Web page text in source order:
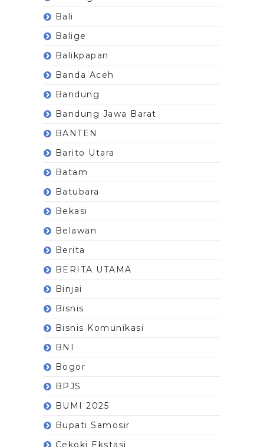
Bali
Balige
Balikpapan
Banda Aceh
Bandung
Bandung Jawa Barat
BANTEN
Barito Utara
Batam
Batubara
Bekasi
Belawan
Berita
BERITA UTAMA
Binjai
Bisnis
Bisnis Komunikasi
BNI
Bogor
BPJS
BUMI 2025
Bupati Samosir
Cekoki Ekstasi